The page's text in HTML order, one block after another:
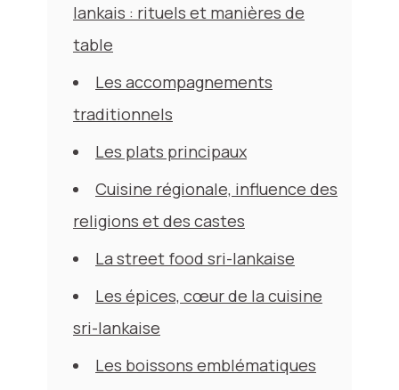
lankais : rituels et manières de
table
Les accompagnements
traditionnels
Les plats principaux
Cuisine régionale, influence des
religions et des castes
La street food sri-lankaise
Les épices, cœur de la cuisine
sri-lankaise
Les boissons emblématiques